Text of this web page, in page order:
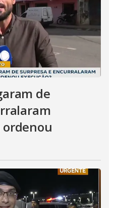
de
ordenou